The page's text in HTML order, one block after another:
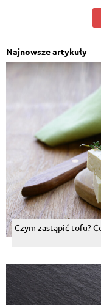
Najnowsze artykuły
Czym zastąpić tofu?